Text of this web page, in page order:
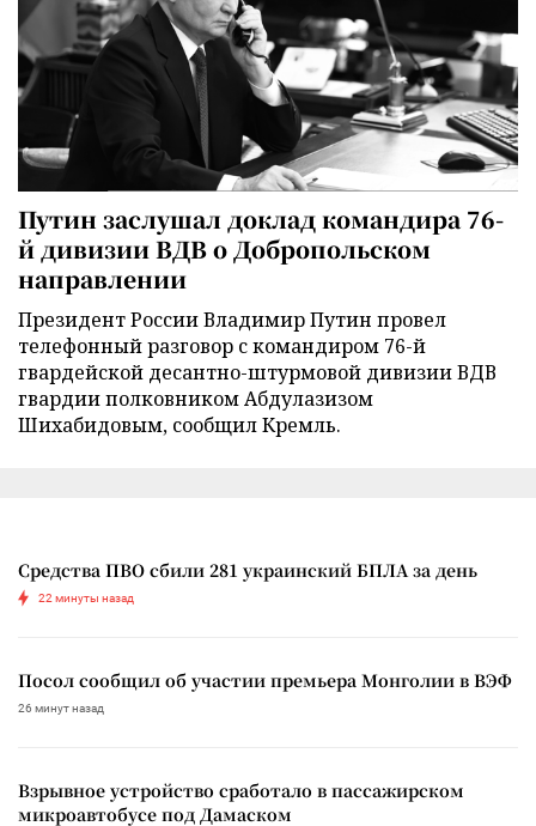
Путин заслушал доклад командира 76-
й дивизии ВДВ о Добропольском
направлении
Президент России Владимир Путин провел
телефонный разговор с командиром 76-й
гвардейской десантно-штурмовой дивизии ВДВ
гвардии полковником Абдулазизом
Шихабидовым, сообщил Кремль.
Средства ПВО сбили 281 украинский БПЛА за день
22 минуты назад
Посол сообщил об участии премьера Монголии в ВЭФ
26 минут назад
Взрывное устройство сработало в пассажирском
микроавтобусе под Дамаском